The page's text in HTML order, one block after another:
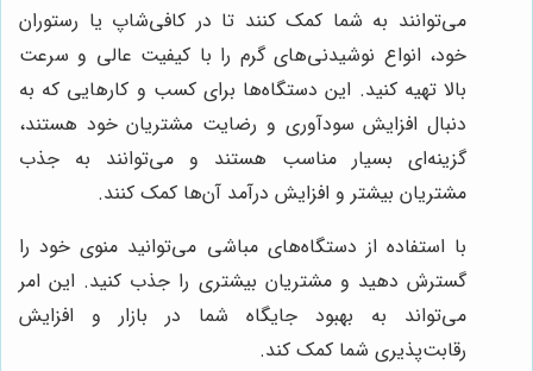
می‌توانند به شما کمک کنند تا در کافی‌شاپ یا رستوران
خود، انواع نوشیدنی‌های گرم را با کیفیت عالی و سرعت
بالا تهیه کنید. این دستگاه‌ها برای کسب و کارهایی که به
دنبال افزایش سودآوری و رضایت مشتریان خود هستند،
گزینه‌ای بسیار مناسب هستند و می‌توانند به جذب
مشتریان بیشتر و افزایش درآمد آن‌ها کمک کنند.
با استفاده از دستگاه‌های مباشی می‌توانید منوی خود را
گسترش دهید و مشتریان بیشتری را جذب کنید. این امر
می‌تواند به بهبود جایگاه شما در بازار و افزایش
رقابت‌پذیری شما کمک کند.